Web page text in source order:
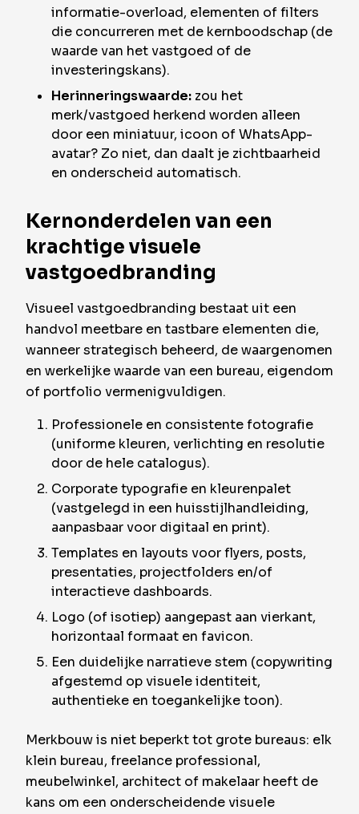
informatie-overload, elementen of filters
die concurreren met de kernboodschap (de
waarde van het vastgoed of de
investeringskans).
Herinneringswaarde: zou het
merk/vastgoed herkend worden alleen
door een miniatuur, icoon of WhatsApp-
avatar? Zo niet, dan daalt je zichtbaarheid
en onderscheid automatisch.
Kernonderdelen van een
krachtige visuele
vastgoedbranding
Visueel vastgoedbranding bestaat uit een
handvol meetbare en tastbare elementen die,
wanneer strategisch beheerd, de waargenomen
en werkelijke waarde van een bureau, eigendom
of portfolio vermenigvuldigen.
Professionele en consistente fotografie
(uniforme kleuren, verlichting en resolutie
door de hele catalogus).
Corporate typografie en kleurenpalet
(vastgelegd in een huisstijlhandleiding,
aanpasbaar voor digitaal en print).
Templates en layouts voor flyers, posts,
presentaties, projectfolders en/of
interactieve dashboards.
Logo (of isotiep) aangepast aan vierkant,
horizontaal formaat en favicon.
Een duidelijke narratieve stem (copywriting
afgestemd op visuele identiteit,
authentieke en toegankelijke toon).
Merkbouw is niet beperkt tot grote bureaus: elk
klein bureau, freelance professional,
meubelwinkel, architect of makelaar heeft de
kans om een onderscheidende visuele